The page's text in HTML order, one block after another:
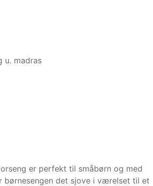
u. madras
er perfekt til småbørn og med
børnesengen det sjove i værelset til et